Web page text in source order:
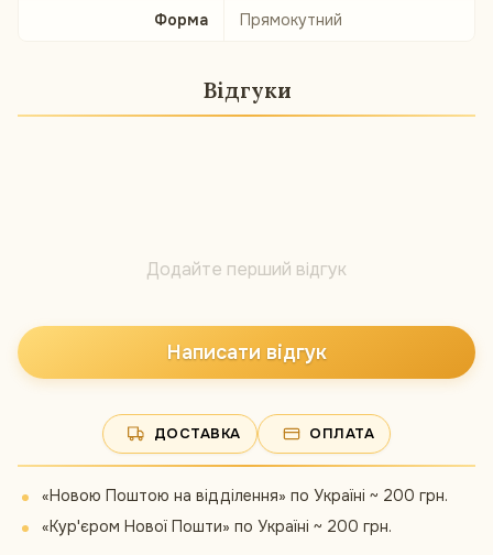
Форма Прямокутний
Відгуки
Додайте перший відгук
Написати відгук
ДОСТАВКА ОПЛАТА
«Новою Поштою на відділення» по Україні ~ 200 грн.
«Кур'єром Нової Пошти» по Україні ~ 200 грн.